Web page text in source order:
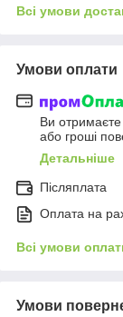
Всі умови
Умови оплати
Ви
або гроші
Детальніше
Післяплата
Оплата на
Всі умови
Умови